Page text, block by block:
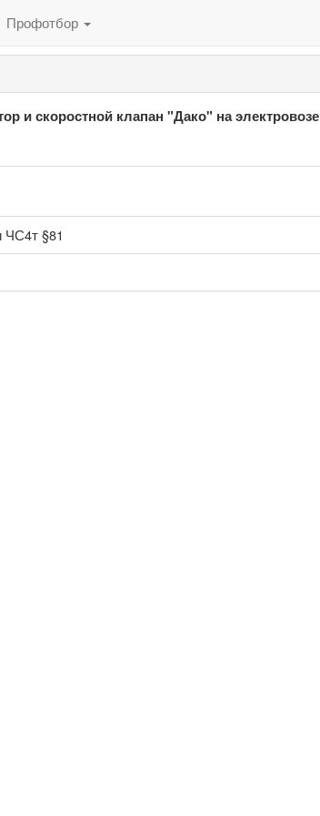
Профотбор
и скоростной клапан "Дако" на электровозе
ЧС4т §81